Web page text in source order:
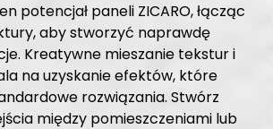
potencjał paneli ZICARO, łącząc
aby stworzyć naprawdę
Kreatywne mieszanie tekstur i
na uzyskanie efektów, które
rozwiązania. Stwórz
między pomieszczeniami lub